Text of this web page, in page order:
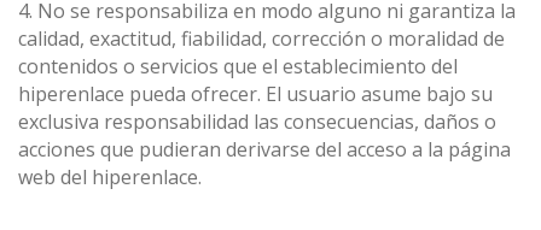
4. No se responsabiliza en modo alguno ni garantiza la
calidad, exactitud, fiabilidad, corrección o moralidad de
contenidos o servicios que el establecimiento del
hiperenlace pueda ofrecer. El usuario asume bajo su
exclusiva responsabilidad las consecuencias, daños o
acciones que pudieran derivarse del acceso a la página
web del hiperenlace.